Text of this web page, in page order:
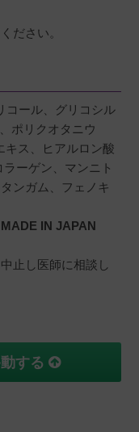
ースの方から
るので、信
ださい。
コール、グリコシル
ポリクオタニウ
キス、ヒアルロン酸
ーゲン、マンニト
ンガム、フェノキ
IN JAPAN
止し医師に相談し
する